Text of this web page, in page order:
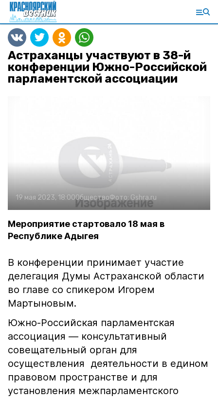
Астраханцы участвуют в 38-й
конференции Южно-Российской
парламентской ассоциации
19 мая 2023, 18:00ОбществоФото: Gshra.ru
Мероприятие стартовало 18 мая в
Республике Адыгея
В конференции принимает участие
делегация Думы Астраханской области
во главе со спикером Игорем
Мартыновым.
Южно-Российская парламентская
ассоциация — консультативный
совещательный орган для
осуществления деятельности в едином
правовом пространстве и для
установления межпарламентского